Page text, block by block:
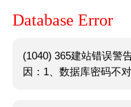
Database Error
(1040) 365建站错误警
因：1、数据库密码不